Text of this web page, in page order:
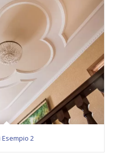
Esempio 2